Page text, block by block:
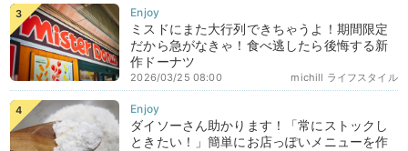
ミスドにまた大行列できちゃうよ！期間限定
だから急がなきゃ！食べ逃したら後悔する新
作ドーナツ
michill ライフスタイル
2026/03/25 08:00
ダイソーさん助かります！「常にストックし
ときたい！」簡単にお店っぽいメニューを作